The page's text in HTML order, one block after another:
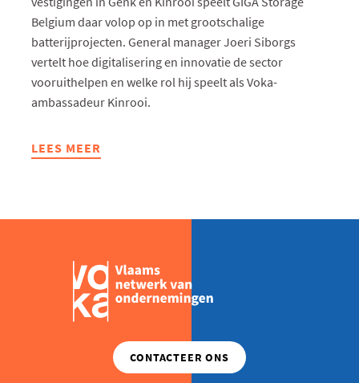
Belgium daar volop op in met grootschalige
batterijprojecten. General manager Joeri Siborgs
vertelt hoe digitalisering en innovatie de sector
vooruithelpen en welke rol hij speelt als Voka-
ambassadeur Kinrooi.
LEES MEER
ABOUT
DIGITALE
ENERGIEOPSLAG